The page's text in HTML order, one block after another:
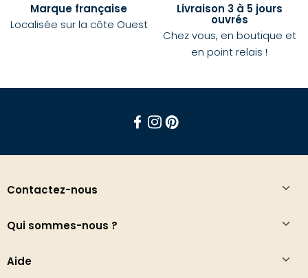
Marque française
Localisée sur la côte Ouest
Livraison 3 à 5 jours
ouvrés
Chez vous, en boutique et
en point relais !
Contactez-nous
Qui sommes-nous ?
Aide